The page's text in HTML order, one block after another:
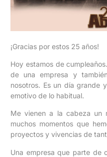
¡Gracias por estos 25 años!
Hoy estamos de
de una empresa y
nosotros. Es un día grande
emotivo de lo habitual.
Me vienen a la cabeza un
muchos momentos que
proyectos y vivencias de
Una empresa que parte de